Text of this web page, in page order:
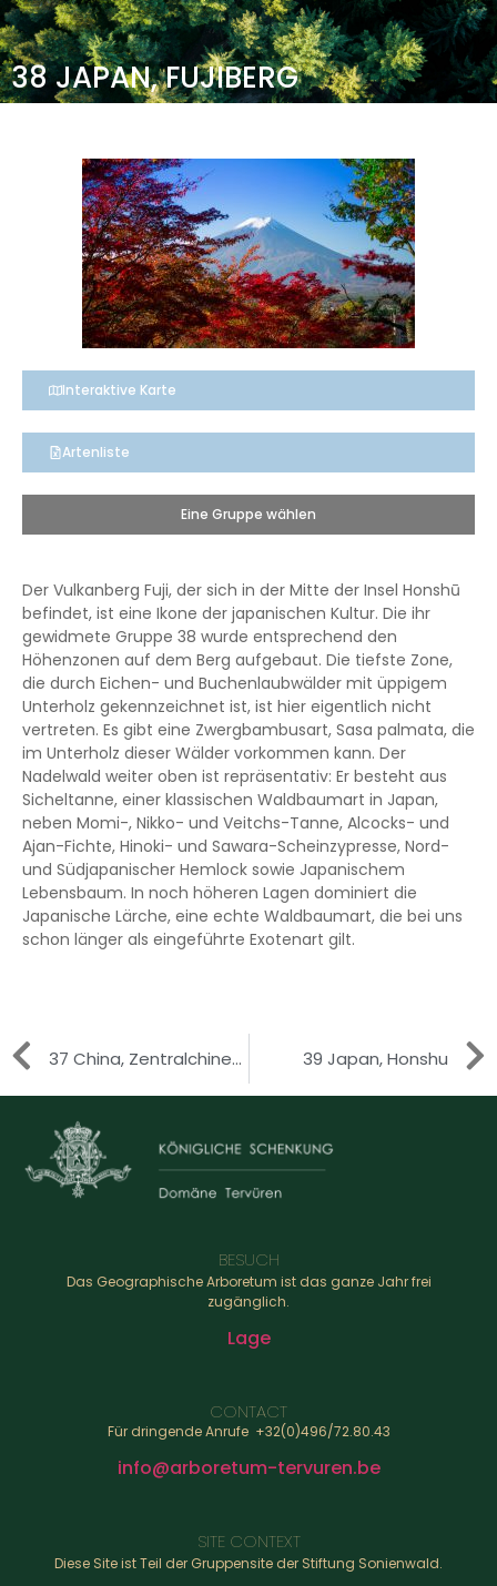
38 JAPAN, FUJIBERG
Interaktive Karte
Artenliste
Eine Gruppe wählen
Der Vulkanberg Fuji, der sich in der Mitte der Insel Honshū
befindet, ist eine Ikone der japanischen Kultur. Die ihr
gewidmete Gruppe 38 wurde entsprechend den
Höhenzonen auf dem Berg aufgebaut. Die tiefste Zone,
die durch Eichen- und Buchenlaubwälder mit üppigem
Unterholz gekennzeichnet ist, ist hier eigentlich nicht
vertreten. Es gibt eine Zwergbambusart, Sasa palmata, die
im Unterholz dieser Wälder vorkommen kann. Der
Nadelwald weiter oben ist repräsentativ: Er besteht aus
Sicheltanne, einer klassischen Waldbaumart in Japan,
neben Momi-, Nikko- und Veitchs-Tanne, Alcocks- und
Ajan-Fichte, Hinoki- und Sawara-Scheinzypresse, Nord-
und Südjapanischer Hemlock sowie Japanischem
Lebensbaum. In noch höheren Lagen dominiert die
Japanische Lärche, eine echte Waldbaumart, die bei uns
schon länger als eingeführte Exotenart gilt.
37 China, Zentralchinesiche Provinzen 39 Japan, Honshu
BESUCH
Das Geographische Arboretum ist das ganze Jahr frei
zugänglich.
Lage
CONTACT
Für dringende Anrufe +32(0)496/72.80.43
info@arboretum-tervuren.be
SITE CONTEXT
Diese Site ist Teil der Gruppensite der Stiftung Sonienwald.